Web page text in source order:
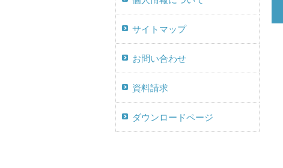
サイトマップ
お問い合わせ
資料請求
ダウンロードページ